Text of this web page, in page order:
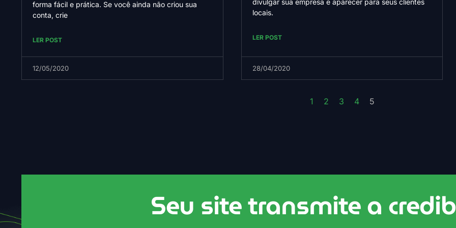
forma fácil e prática. Se você ainda não criou sua
conta, crie
LER POST
12/05/2020
locais.
LER POST
28/04/2020
1 2 3 4 5
Seu site transmite a